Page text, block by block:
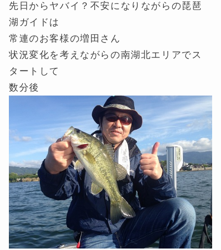
先日からヤバイ？不安になりながらの琵琶
湖ガイドは
常連のお客様の増田さん
状況変化を考えながらの南湖北エリアでス
タートして
数分後